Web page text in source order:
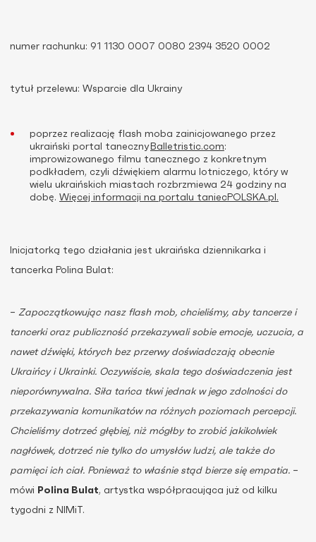
numer rachunku: 91 1130 0007 0080 2394 3520 0002
tytuł przelewu: Wsparcie dla Ukrainy
poprzez realizację flash moba zainicjowanego przez
ukraiński portal taneczny Balletristic.com:
improwizowanego filmu tanecznego z konkretnym
podkładem, czyli dźwiękiem alarmu lotniczego, który w
wielu ukraińskich miastach rozbrzmiewa 24 godziny na
dobę. Więcej informacji na portalu taniecPOLSKA.pl.
Inicjatorką tego działania jest ukraińska dziennikarka i
tancerka Polina Bulat:
– Zapoczątkowując nasz flash mob, chcieliśmy, aby tancerze i
tancerki oraz publiczność przekazywali sobie emocje, uczucia, a
nawet dźwięki, których bez przerwy doświadczają obecnie
Ukraińcy i Ukrainki. Oczywiście, skala tego doświadczenia jest
nieporównywalna. Siła tańca tkwi jednak w jego zdolności do
przekazywania komunikatów na różnych poziomach percepcji.
Chcieliśmy dotrzeć głębiej, niż mógłby to zrobić jakikolwiek
nagłówek, dotrzeć nie tylko do umysłów ludzi, ale także do
pamięci ich ciał. Ponieważ to właśnie stąd bierze się empatia. –
mówi Polina Bulat, artystka współpracująca już od kilku
tygodni z NIMiT.